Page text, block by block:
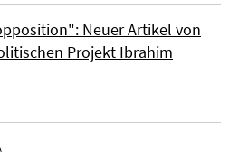
Neuer Artikel von
Projekt Ibrahim